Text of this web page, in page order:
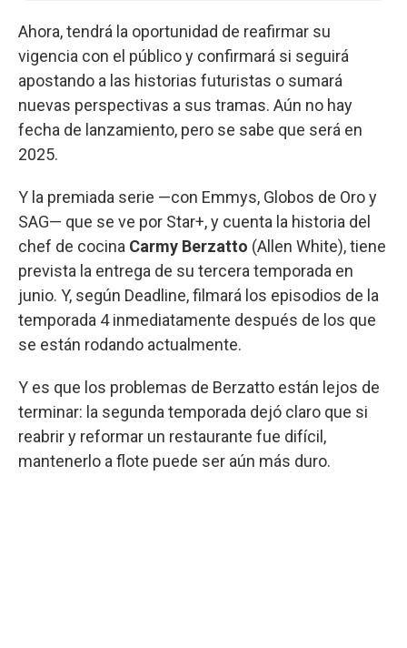
Ahora, tendrá la oportunidad de reafirmar su
vigencia con el público y confirmará si seguirá
apostando a las historias futuristas o sumará
nuevas perspectivas a sus tramas. Aún no hay
fecha de lanzamiento, pero se sabe que será en
2025.
Y la premiada serie —con Emmys, Globos de Oro y
SAG— que se ve por Star+, y cuenta la historia del
chef de cocina Carmy Berzatto (Allen White), tiene
prevista la entrega de su tercera temporada en
junio. Y, según Deadline, filmará los episodios de la
temporada 4 inmediatamente después de los que
se están rodando actualmente.
Y es que los problemas de Berzatto están lejos de
terminar: la segunda temporada dejó claro que si
reabrir y reformar un restaurante fue difícil,
mantenerlo a flote puede ser aún más duro.